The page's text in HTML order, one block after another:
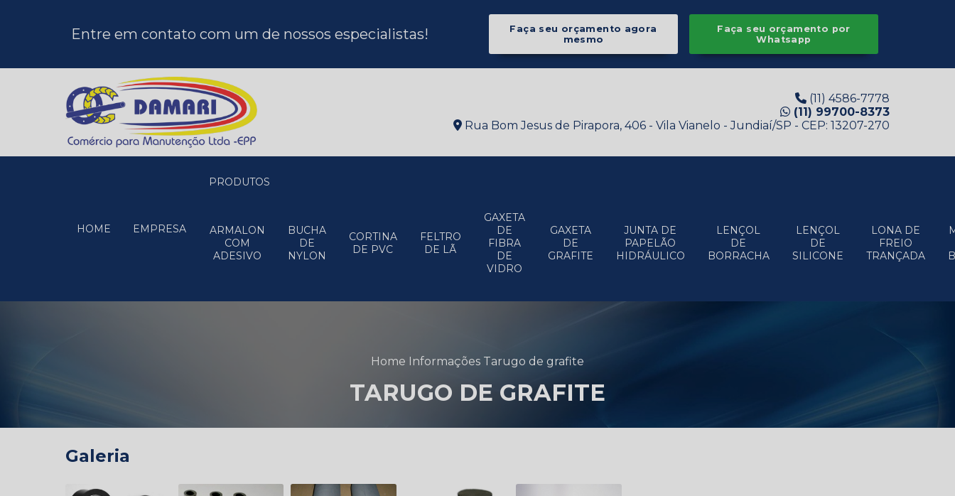
Entre em contato com um de nossos especialistas!
Faça seu orçamento agora
mesmo
Faça seu orçamento por
Whatsapp
(11) 4586-7778
(11) 99700-8373
Rua Bom Jesus de Pirapora, 406 - Vila Vianelo - Jundiaí/SP - CEP: 13207-270
HOME EMPRESA
PRODUTOS
ARMALON
COM
ADESIVO
BUCHA
DE
NYLON
CORTINA
DE PVC
FELTRO
DE LÃ
GAXETA
DE
FIBRA
DE
VIDRO
GAXETA
DE
GRAFITE
JUNTA DE
PAPELÃO
HIDRÁULICO
LENÇOL
DE
BORRACHA
LENÇOL
DE
SILICONE
LONA DE
FREIO
TRANÇADA
Home Informações Tarugo de grafite
TARUGO DE GRAFITE
Galeria